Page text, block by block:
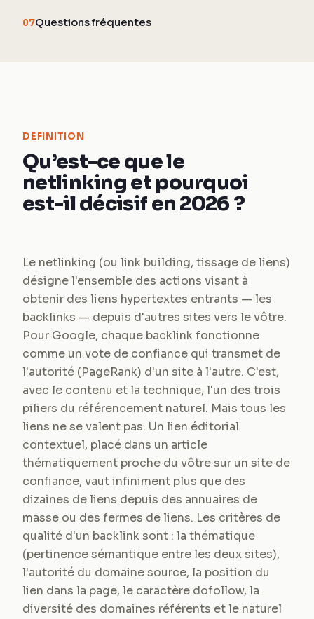
07Questions fréquentes
DEFINITION
Qu’est-ce que le
netlinking et pourquoi
est-il décisif en 2026 ?
Le netlinking (ou link building, tissage de liens)
désigne l'ensemble des actions visant à
obtenir des liens hypertextes entrants — les
backlinks — depuis d'autres sites vers le vôtre.
Pour Google, chaque backlink fonctionne
comme un vote de confiance qui transmet de
l'autorité (PageRank) d'un site à l'autre. C'est,
avec le contenu et la technique, l'un des trois
piliers du référencement naturel. Mais tous les
liens ne se valent pas. Un lien éditorial
contextuel, placé dans un article
thématiquement proche du vôtre sur un site de
confiance, vaut infiniment plus que des
dizaines de liens depuis des annuaires de
masse ou des fermes de liens. Les critères de
qualité d'un backlink sont : la thématique
(pertinence sémantique entre les deux sites),
l'autorité du domaine source, la position du
lien dans la page, le caractère dofollow, la
diversité des domaines référents et le naturel